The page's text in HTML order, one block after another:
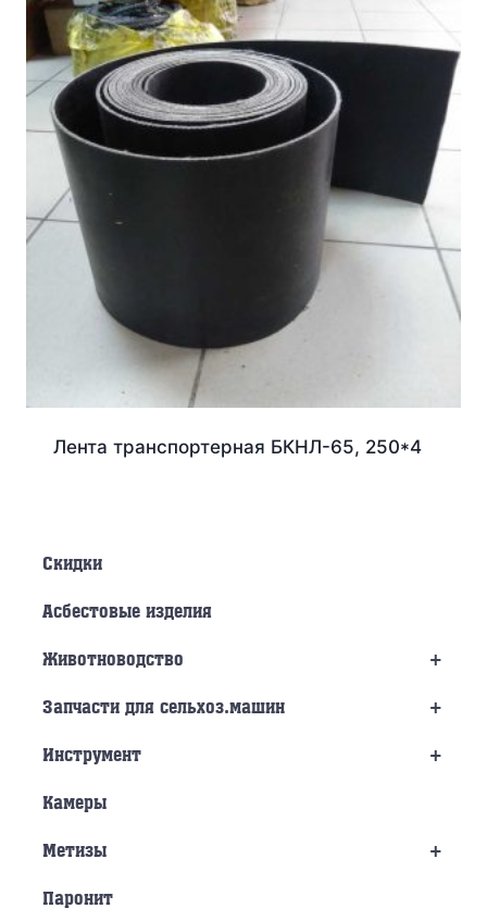
Лента транспортерная БКНЛ-65, 250*4
Скидки
Асбестовые изделия
+
Животноводство
+
Запчасти для сельхоз.машин
+
Инструмент
Камеры
+
Метизы
Паронит